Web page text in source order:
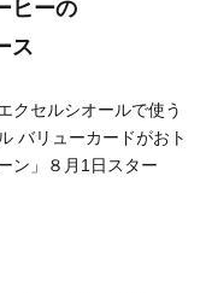
ヒーの
ス
クセルシオールで使う
バリューカードがおト
ン」８月1日スター